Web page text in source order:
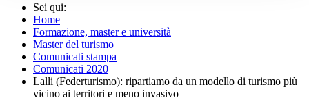
Sei qui:
Home
Formazione, master e università
Master del turismo
Comunicati stampa
Comunicati 2020
Lalli (Federturismo): ripartiamo da un modello di turismo più
vicino ai territori e meno invasivo